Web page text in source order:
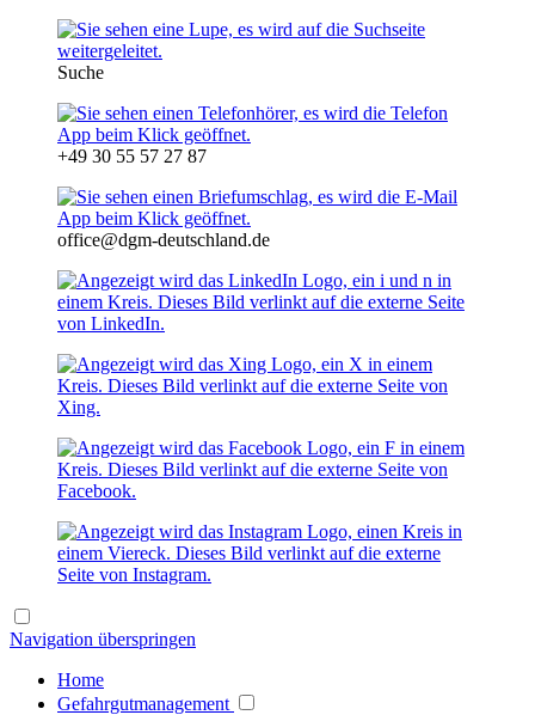
Suche
+49 30 55 57 27 87
office@dgm-deutschland.de
Navigation überspringen
Home
Gefahrgutmanagement